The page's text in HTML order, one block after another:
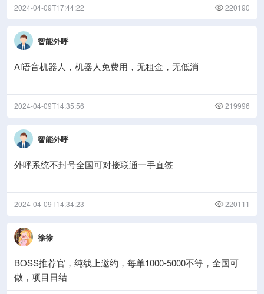
2024-04-09T17:44:22 220190
智能外呼
Ai语音机器人，机器人免费用，无租金，无低消
2024-04-09T14:35:56 219996
智能外呼
外呼系统不封号全国可对接联通一手直签
2024-04-09T14:34:23 220111
徐徐
BOSS推荐官，纯线上邀约，每单1000-5000不等，全国可
做，项目日结